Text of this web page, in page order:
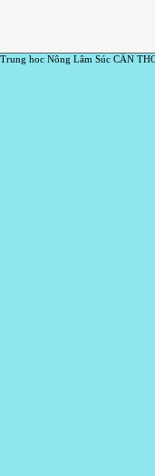
Trung hoc Nông Lâm Súc CẦN